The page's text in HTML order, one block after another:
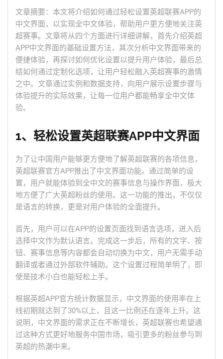
文章摘要：本文将介绍如何通过轻松设置英超联赛APP的
中文界面，以实现全中文体验，帮助用户更方便地关注英
超赛事。文章将从四个方面进行详细讲解，首先介绍英超
APP中文界面的基础设置方法，其次分析中文界面带来的
便捷体验，再探讨如何优化设置以提升用户体验，最后总
结如何通过定制化选项，让用户轻松融入英超赛事的激情
之中。文章通过实例和数据支持，向用户展示设置步骤与
体验提升的实际效果，让每一位用户都能畅享全中文体
验。
1、轻松设置英超联赛APP中文界面
为了让中国用户能够更方便地了解英超联赛的各项信息，
英超联赛官方APP推出了中文界面功能。通过简单的设
置，用户就能体验到全中文的赛事信息与操作界面，极大
地方便了广大英超粉丝的使用。这一功能的推出，不仅仅
是语言的转换，更是对用户体验的全面提升。
首先，用户可以在APP的设置页面找到语言选项，进入后
选择中文作为默认语言。完成这一步后，所有的文字、按
钮、赛事信息等内容都会自动切换为中文，用户无需手动
翻译或者通过外部软件辅助。这个设置过程简单明了，即
使是技术小白也能轻松上手。
根据英超APP官方统计数据显示，中文界面的使用率在上
线初期就达到了30%以上，且这一比例还在逐年上升。这
说明，中文界面的需求正在不断增长，英超联赛也希望通
过这种方式更好地服务中国市场，吸引更多的粉丝参与到
英超的热潮中来。